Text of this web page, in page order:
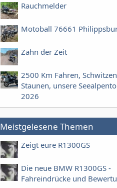
Rauchmelder
Motoball 76661
Zahn der Zeit
2500 Km Fahren,
Staunen, unsere
2026
Meistgelesene Themen
Zeigt eure R1300GS
Die neue BMW R1300GS -
Fahreindrücke und